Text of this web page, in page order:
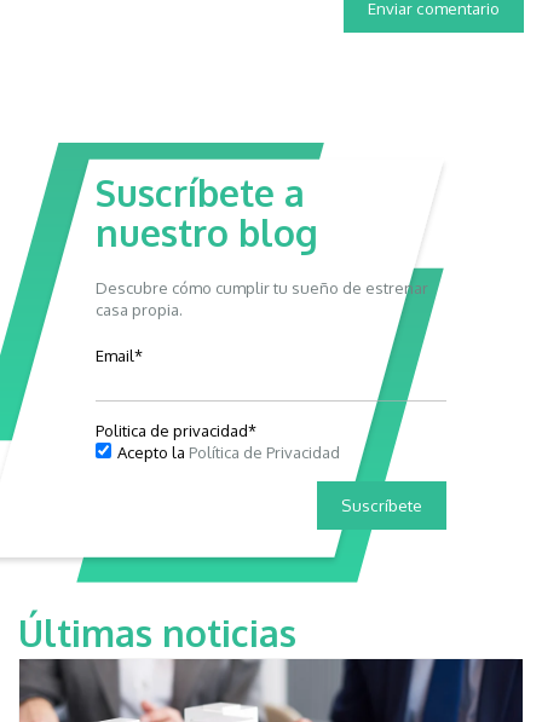
Suscríbete a
nuestro blog
Descubre cómo cumplir tu sueño de estrenar
casa propia.
Email*
Politica de privacidad*
Acepto la Política de Privacidad
Últimas noticias